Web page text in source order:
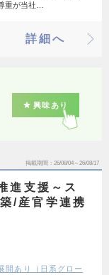
重が当社…
詳細へ
興味あり
掲載期間 26/08/04～26/08/17
進支援～ス
/産官学連携
開あり（日系グロー